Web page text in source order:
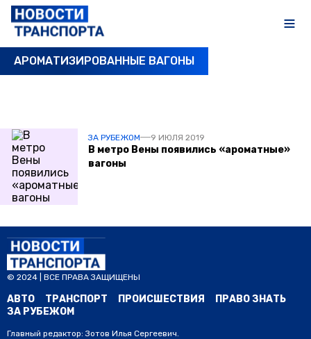
АРОМАТИЗИРОВАННЫЕ ВАГОНЫ
ЗА РУБЕЖОМ 9 ИЮЛЯ 2019
В метро Вены появились «ароматные»
вагоны
© 2024 | ВСЕ ПРАВА ЗАЩИЩЕНЫ
АВТО ТРАНСПОРТ ПРОИСШЕСТВИЯ
ПРАВО ЗНАТЬ
ЗА РУБЕЖОМ
Главный редактор: Зотов Илья Сергеевич.